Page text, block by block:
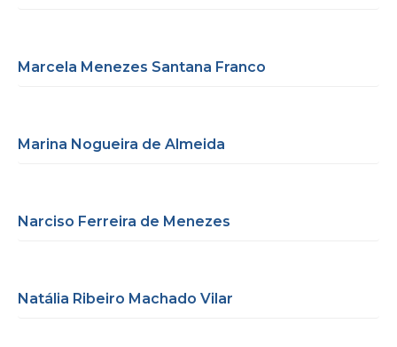
Marcela Menezes Santana Franco
Marina Nogueira de Almeida
Narciso Ferreira de Menezes
Natália Ribeiro Machado Vilar